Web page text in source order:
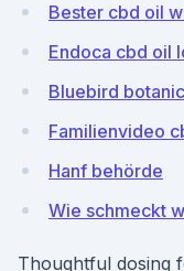
Bester cbd oil
Endoca cbd oil
Bluebird
Familienvideo
Hanf behörde
Wie schmeckt
Thoughtful dosing